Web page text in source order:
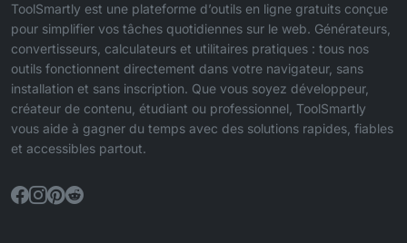
ToolSmartly est une plateforme d’outils en ligne gratuits conçue
pour simplifier vos tâches quotidiennes sur le web. Générateurs,
convertisseurs, calculateurs et utilitaires pratiques : tous nos
outils fonctionnent directement dans votre navigateur, sans
installation et sans inscription. Que vous soyez développeur,
créateur de contenu, étudiant ou professionnel, ToolSmartly
vous aide à gagner du temps avec des solutions rapides, fiables
et accessibles partout.